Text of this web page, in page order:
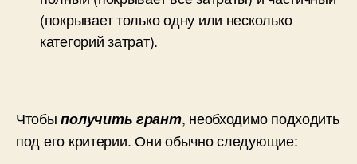
(покрывает только одну или несколько
категорий затрат).
Чтобыполучить грант, необходимо подходить
под его критерии. Они обычно следующие: